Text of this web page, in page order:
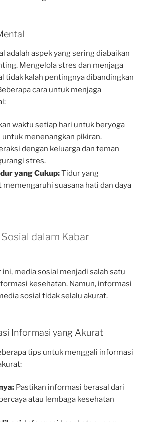
adalah aspek yang sering diabaikan
Mengelola stres dan menjaga
tidak kalah pentingnya dibandingkan
cara untuk menjaga
waktu setiap hari untuk beryoga
menenangkan pikiran.
dengan keluarga dan teman
stres.
yang Cukup:Tidur yang
suasana hati dan daya
dalam Kabar
ini, media sosial menjadi salah satu
kesehatan. Namun, informasi
sosial tidak selalu akurat.
Informasi yang Akurat
tips untuk menggali informasi
Pastikan informasi berasal dari
atau lembaga kesehatan